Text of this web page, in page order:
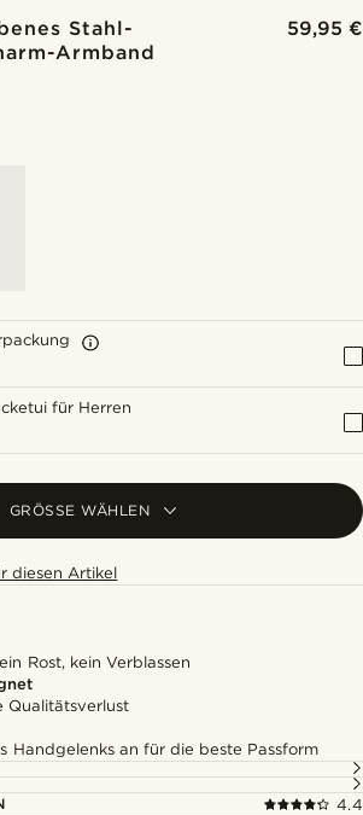
Stahl-
Armband
59,95 €
für Herren
GRÖSSE WÄHLEN
diesen Artikel
Rost, kein Verblassen
Qualitätsverlust
Handgelenks an für die beste Passform
4.4